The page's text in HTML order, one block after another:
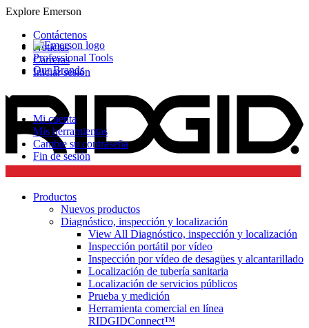
Explore Emerson
Professional Tools
Our Brands
Contáctenos
Noticias
Carreras
Iniciar sesión
Mi cuenta
Mis herramientas
Cambie su contraseña
Fin de sesión
Productos
Nuevos productos
Diagnóstico, inspección y localización
View All Diagnóstico, inspección y localización
Inspección portátil por vídeo
Inspección por vídeo de desagües y alcantarillado
Localización de tubería sanitaria
Localización de servicios públicos
Prueba y medición
Herramienta comercial en línea
RIDGIDConnect™